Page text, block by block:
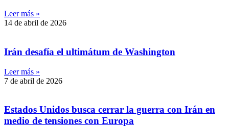
Leer más »
14 de abril de 2026
Irán desafía el ultimátum de Washington
Leer más »
7 de abril de 2026
Estados Unidos busca cerrar la guerra con Irán en
medio de tensiones con Europa